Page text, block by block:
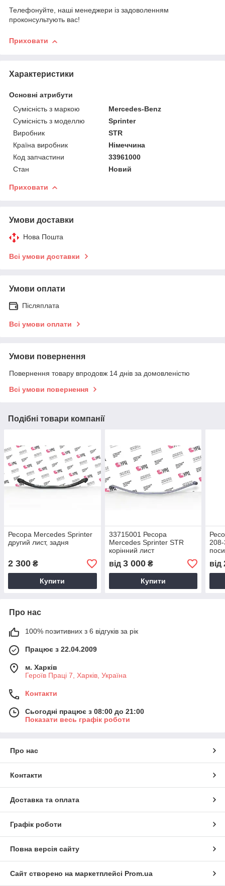
Телефонуйте, наші менеджери із задоволенням
проконсультують вас!
Приховати
Характеристики
Основні атрибути
Сумісність з маркою
Mercedes-Benz
Сумісність з моделлю
Sprinter
Виробник
STR
Країна виробник
Німеччина
Код запчастини
33961000
Стан
Новий
Приховати
Умови доставки
Нова Пошта
Всі умови доставки
Умови оплати
Післяплата
Всі умови оплати
Умови повернення
Повернення товару впродовж 14 днів за домовленістю
Всі умови повернення
Подібні товари компанії
Ресора Mercedes Sprinter
другий лист, задня
2 300 ₴
Купити
33715001 Ресора
Mercedes Sprinter STR
корінний лист
від 3 000₴
Купити
від
Про нас
100% позитивних з 6 відгуків за рік
Працює з 22.04.2009
м. Харків
Героїв Праці 7, Харків, Україна
Контакти
Сьогодні працює з 08:00 до 21:00
Показати весь графік роботи
Про нас
Контакти
Доставка та оплата
Графік роботи
Повна версія сайту
Сайт створено на маркетплейсі Prom.ua